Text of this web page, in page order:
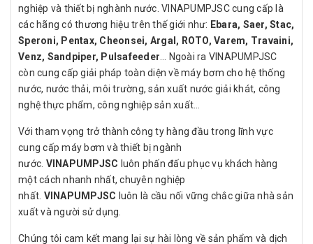
nghiệp và thiết bị nghành nước. VINAPUMPJSC cung cấp là
các hãng có thương hiệu trên thế giới như: Ebara, Saer, Stac,
Speroni, Pentax, Cheonsei, Argal, ROTO, Varem, Travaini,
Venz, Sandpiper, Pulsafeeder … Ngoài ra VINAPUMPJSC
còn cung cấp giải pháp toàn diện về máy bơm cho hệ thống
nước, nước thải, môi trường, sản xuất nước giải khát, công
nghệ thực phẩm, công nghiệp sản xuất…
Với tham vọng trở thành công ty hàng đầu trong lĩnh vực
cung cấp máy bơm và thiết bị ngành
nước. VINAPUMPJSC luôn phấn đấu phục vụ khách hàng
một cách nhanh nhất, chuyên nghiệp
nhất. VINAPUMPJSC luôn là cầu nối vững chắc giữa nhà sản
xuất và người sử dụng.
Chúng tôi cam kết mang lại sự hài lòng về sản phẩm và dịch